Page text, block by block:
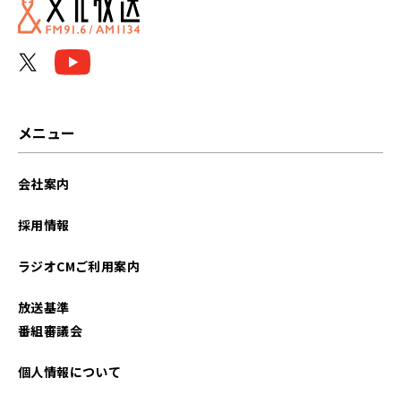
メニュー
会社案内
採用情報
ラジオCMご利用案内
放送基準
番組審議会
個人情報について